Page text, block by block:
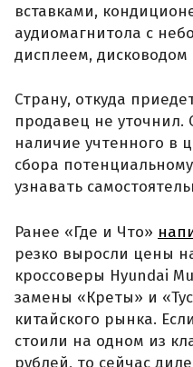
вставками,
аудиомагнитола с
дисплеем, дисководом
Страну, откуда
продавец не уточнил.
наличие учтенного в
сбора
узнавать
Ранее «Где и Что»
резко выросли цены
кроссоверы Hyundai
замены «Креты» и
китайского рынка.
стоили на одном из
рублей, то сейчас